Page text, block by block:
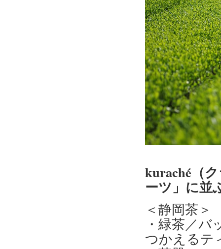
kuraché（
ーツ」に並
＜静岡茶＞
・緑茶／
つかえるテ